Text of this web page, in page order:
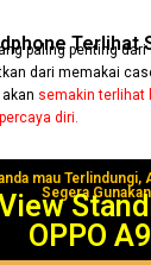
Terlihat
paling penting
dari memakai
semakin terlihat
diri.
mau Terlindungi,
Segera
OPPO